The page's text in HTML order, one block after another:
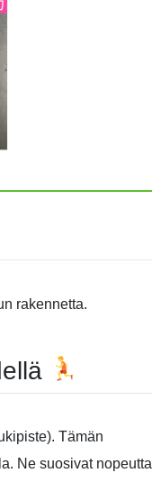
rakennetta.
Tämän
Ne suosivat nopeutta